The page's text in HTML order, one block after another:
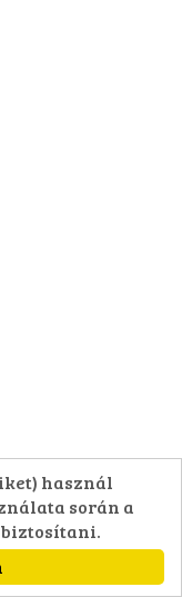
használ
során a
biztosítani.